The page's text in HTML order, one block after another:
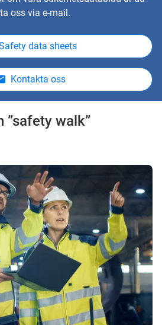
oss via e-mail.
data sheets
Kontakta oss
”safety walk”